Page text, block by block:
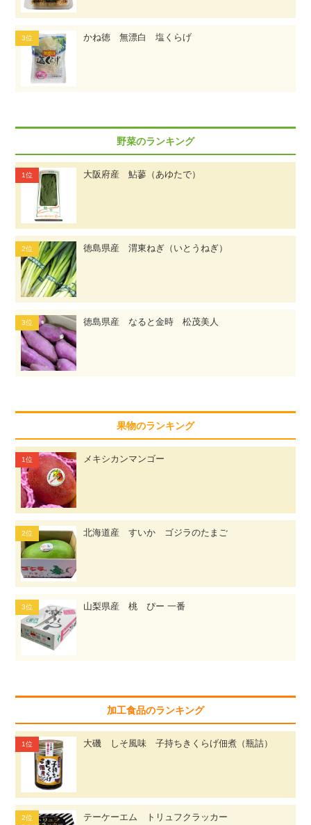
かね徳 無漂白 塩くらげ
野菜のランキング
大阪府産 鮎蓼（あゆたで）
徳島県産 渭東ねぎ（いとうねぎ）
徳島県産 なると金時 松茂美人
果物のランキング
メキシカンマンゴー
北海道産 すいか ゴジラのたまご
山梨県産 桃 ぴー 一番
加工食品のランキング
大磯 しそ風味 子持ちきくらげ佃煮（瓶詰）
テーケーエム トリュフクラッカー